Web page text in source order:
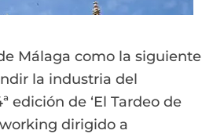
Málaga como la siguiente
la industria del
edición de ‘El Tardeo de
dirigido a